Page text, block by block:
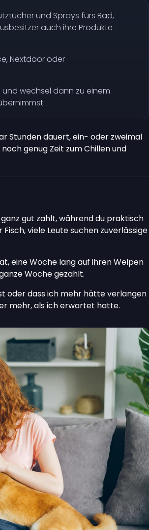
und Sprays fürs Bad,
auch ihre Produkte
Nextdoor oder
und wechsel dann zu einem
Stunden dauert, ein- oder zweimal
genug Zeit zum Chillen und
gut zahlt, während du praktisch
viele Leute suchen zuverlässige
eine Woche lang auf ihren Welpen
Woche gezahlt.
oder dass ich mehr hätte verlangen
mehr, als ich erwartet hatte.